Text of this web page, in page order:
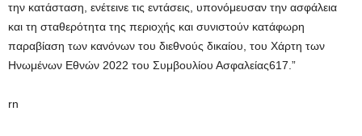
την κατάσταση, ενέτεινε τις εντάσεις, υπονόμευσαν την ασφάλεια
και τη σταθερότητα της περιοχής και συνιστούν κατάφωρη
παραβίαση των κανόνων του διεθνούς δικαίου, του Χάρτη των
Ηνωμένων Εθνών 2022 του Συμβουλίου Ασφαλείας617.”
rn